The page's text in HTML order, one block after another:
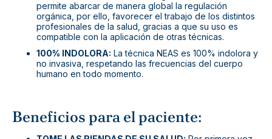
permite abarcar de manera global la regulación
orgánica, por ello, favorecer el trabajo de los distintos
profesionales de la salud, gracias a que su uso es
compatible con la aplicación de otras técnicas.
100% INDOLORA: La técnica NEAS es 100% indolora y
no invasiva, respetando las frecuencias del cuerpo
humano en todo momento.
Beneficios para el paciente: